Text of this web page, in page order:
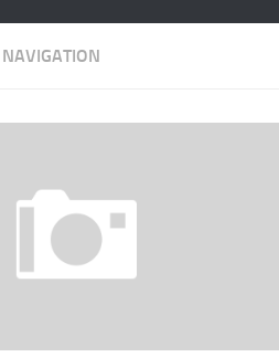
NAVIGATION